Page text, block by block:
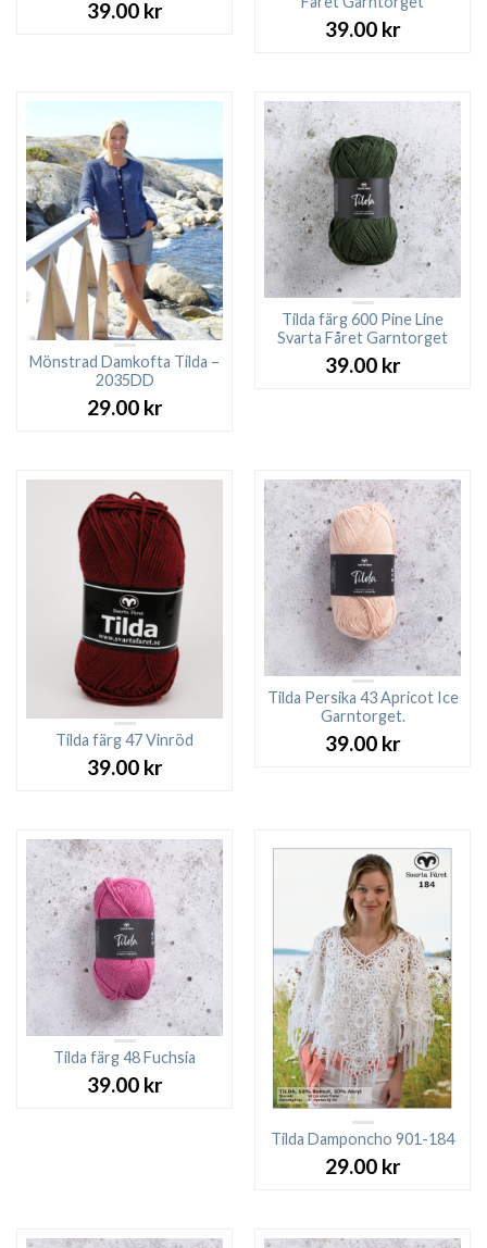
39.00 kr
39.00 kr
Mönstrad Damkofta Tilda –
2035DD
29.00 kr
Tilda färg 600 Pine Line
Svarta Fåret Garntorget
39.00 kr
Tilda färg 47 Vinröd
39.00 kr
Tilda Persika 43 Apricot Ice
Garntorget.
39.00 kr
Tilda färg 48 Fuchsia
39.00 kr
Tilda Damponcho 901-184
29.00 kr